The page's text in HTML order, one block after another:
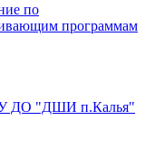
по
программам
ДО "ДШИ п.Калья"